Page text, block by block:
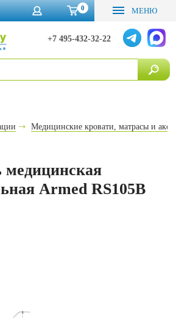
0 МЕНЮ
+7 495-432-32-22
Медицинские кровати, матрасы и
Armed RS105B